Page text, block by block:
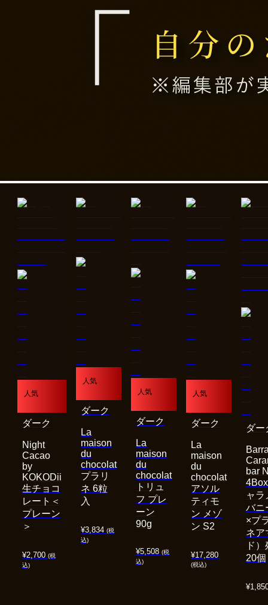
人気
¥2,700 (税
込)
Night
Cacao
by
KOKODii
生チョコ
レート＜
プレーン
＞
ダーク
人気
¥3,834 (税
込)
La
maison
du
chocolat
プラリ
ネ 6粒
入
ダーク
人気
¥5,508 (税
込)
La
maison
du
chocolat
トリュ
フ プレ
ーン
90g
ダーク
人気
¥17,280
(税込)
La
maison
du
chocolat
アソル
ティモ
ン メゾ
ン S2
ダーク
¥
bar
ャラ
バニ
×プ
ネア
ド
20個
ダー